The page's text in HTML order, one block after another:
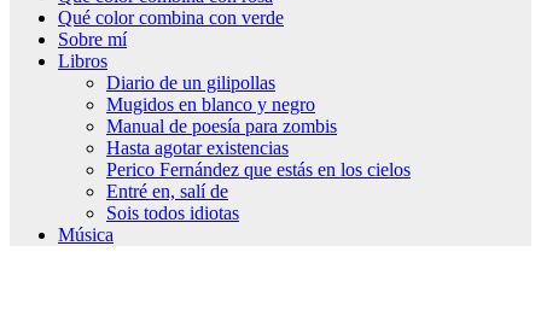
Qué color combina con verde
Sobre mí
Libros
Diario de un gilipollas
Mugidos en blanco y negro
Manual de poesía para zombis
Hasta agotar existencias
Perico Fernández que estás en los cielos
Entré en, salí de
Sois todos idiotas
Música